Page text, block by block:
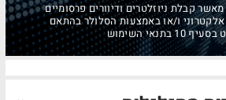
קבלת ניוזלטרים ודיוורים פרסומיים
ו/או באמצעות הסלולר בהתאם
10 בתנאי השימוש